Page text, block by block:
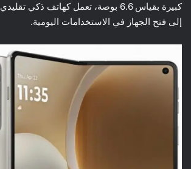
كبيرة بقياس 6.6 بوصة، تعمل كهاتف ذكي
إلى فتح الجهاز في الاستخدامات اليومية.